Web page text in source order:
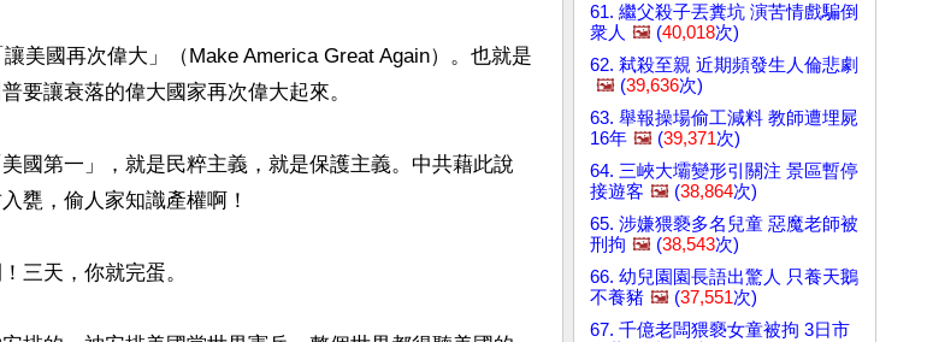
美國再次偉大」（Make America Great Again）。也就是
要讓衰落的偉大國家再次偉大起來。
國第一」，就是民粹主義，就是保護主義。中共藉此說
甕，偷人家知識產權啊！
三天，你就完蛋。
61. 繼父殺子丟糞坑 演苦情戲騙倒
衆人 🖼️ (40,018次)
62. 弒殺至親 近期頻發生人倫悲劇
🖼️ (39,636次)
63. 舉報操場偷工減料 教師遭埋屍
16年 🖼️ (39,371次)
64. 三峽大壩變形引關注 景區暫停
接遊客 🖼️ (38,864次)
65. 涉嫌猥褻多名兒童 惡魔老師被
刑拘 🖼️ (38,543次)
66. 幼兒園園長語出驚人 只養天鵝
不養豬 🖼️ (37,551次)
67. 千億老闆猥褻女童被拘 3日市